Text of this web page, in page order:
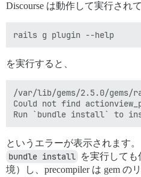
Discourse は動作して実行され
を実行すると、
/var/lib/gems/2.5.0/gems/
Could not find
というエラーが表示されます。
bundle install を実行して
境）し、precompiler は gem の